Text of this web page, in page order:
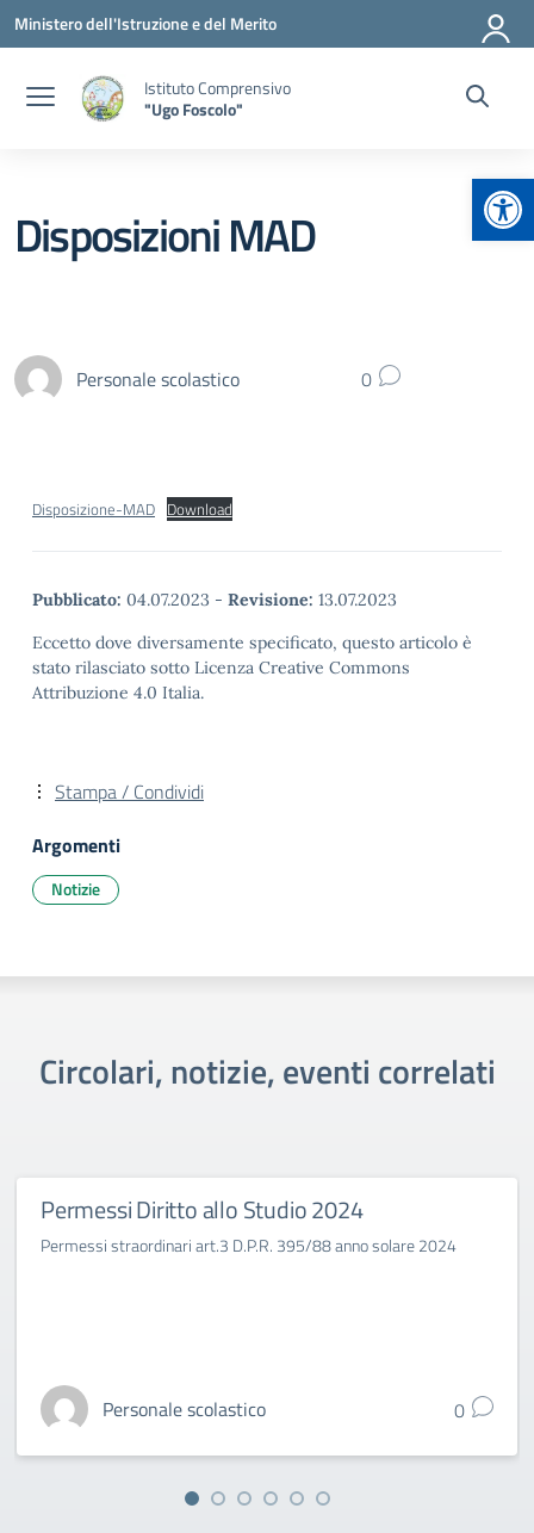
Vai ai contenuti
Vai al menu di navigazione
Vai al footer
Ministero dell'Istruzione e del Merito
Istituto Comprensivo
"Ugo Foscolo"
Disposizioni MAD
Personale scolastico 0
Disposizione-MAD Download
Pubblicato: 04.07.2023 - Revisione: 13.07.2023
Eccetto dove diversamente specificato, questo articolo è
stato rilasciato sotto Licenza Creative Commons
Attribuzione 4.0 Italia.
Stampa / Condividi
Argomenti
Notizie
Circolari, notizie, eventi correlati
Permessi Diritto allo Studio 2024
Permessi straordinari art.3 D.P.R. 395/88 anno solare 2024
Personale scolastico 0